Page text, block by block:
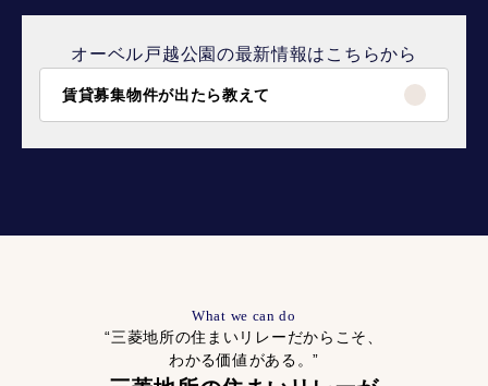
オーベル戸越公園の最新情報はこちらから
賃貸募集物件が出たら教えて
What we can do
“三菱地所の住まいリレーだからこそ、
わかる価値がある。”